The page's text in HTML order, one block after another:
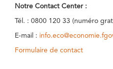
Notre Contact Center :
Tél. : 0800 120 33 (numéro
E-mail :
Formulaire de contact